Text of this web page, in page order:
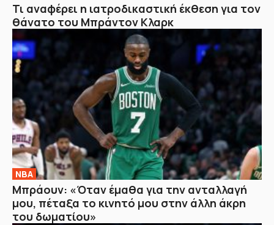
Τι αναφέρει η ιατροδικαστική έκθεση για τον
θάνατο του Μπράντον Κλαρκ
NBA
Μπράουν: «Όταν έμαθα για την ανταλλαγή
μου, πέταξα το κινητό μου στην άλλη άκρη
του δωματίου»